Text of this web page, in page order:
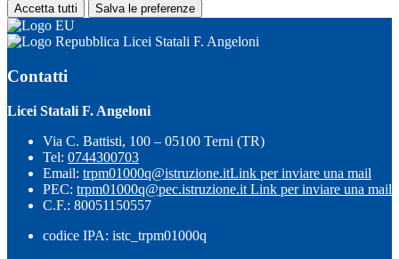
Accetta tutti Salva le preferenze
Licei Statali F. Angeloni
Contatti
Licei Statali F. Angeloni
Via C. Battisti, 100 – 05100 Terni (TR)
Tel: 0744300703
Email: trpm01000q@istruzione.itLink per inviare una mail
PEC: trpm01000q@pec.istruzione.it Link per inviare una mail
C.F.: 80051150557
codice IPA: istc_trpm01000q